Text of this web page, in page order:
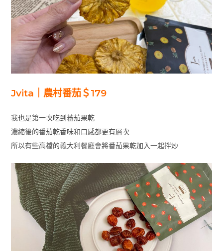
Jvita｜農村番茄＄179
我也是第一次吃到蕃茄果乾
濃縮後的番茄乾香味和口感都更有層次
所以有些高檔的義大利餐廳會將番茄果乾加入一起拌炒